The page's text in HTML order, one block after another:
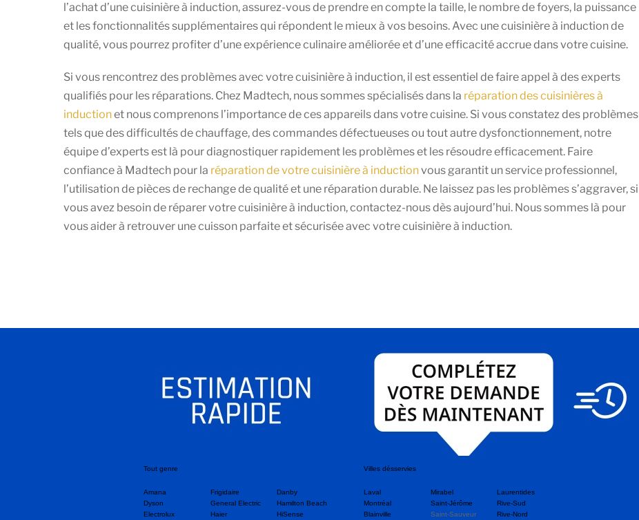
l’achat d’une cuisinière à induction, assurez-vous de prendre en compte la taille, le nombre de foyers, la puissance
et les fonctionnalités supplémentaires qui répondent le mieux à vos besoins. Avec une cuisinière à induction de
qualité, vous pourrez profiter d’une expérience culinaire améliorée et d’une efficacité accrue dans votre cuisine.
Si vous rencontrez des problèmes avec votre cuisinière à induction, il est essentiel de faire appel à des experts
qualifiés pour les réparations. Chez Madtech, nous sommes spécialisés dans la réparation des cuisinières à
inductionet nous comprenons l’importance de ces appareils dans votre cuisine. Si vous constatez des problèmes
tels que des difficultés de chauffage, des commandes défectueuses ou tout autre dysfonctionnement, notre
équipe d’experts est là pour diagnostiquer rapidement les problèmes et les résoudre efficacement. Faire
confiance à Madtech pour la réparation de votre cuisinière à inductionvous garantit un service professionnel,
l’utilisation de pièces de rechange de qualité et une réparation durable. Ne laissez pas les problèmes s’aggraver, si
vous avez besoin de réparer votre cuisinière à induction, contactez-nous dès aujourd’hui. Nous sommes là pour
vous aider à retrouver une cuisson parfaite et sécurisée avec votre cuisinière à induction.
Tout genre
Amana
Dyson
Electrolux
Frigidaire
General Electric
Haier
Danby
Hamilton Beach
HiSense
Villes désservies
Laval
Montréal
Blainville
Mirabel
Saint-Jérôme
Saint-Sauveur
Laurentides
Rive-Sud
Rive-Nord